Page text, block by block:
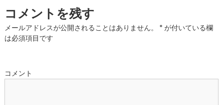
ナ
ビ
ー
コメントを残す
メールアドレスが公開されることはありません。 *が付いている欄
は必須項目です
コメント